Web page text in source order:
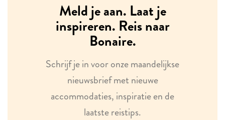
Meld je aan. Laat je
inspireren. Reis naar
Bonaire.
Schrijf je in voor onze maandelijkse
nieuwsbrief met nieuwe
accommodaties, inspiratie en de
laatste reistips.